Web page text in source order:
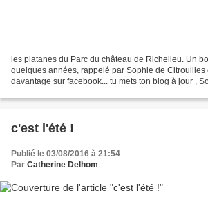
les platanes du Parc du château de Richelieu. Un
quelques années, rappelé par Sophie de Citrouilles
davantage sur facebook... tu mets ton blog à jour ,
c'est l'été !
Publié le 03/08/2016 à 21:54
Par Catherine Delhom